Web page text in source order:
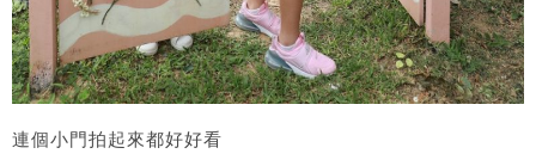
連個小門拍起來都好好看